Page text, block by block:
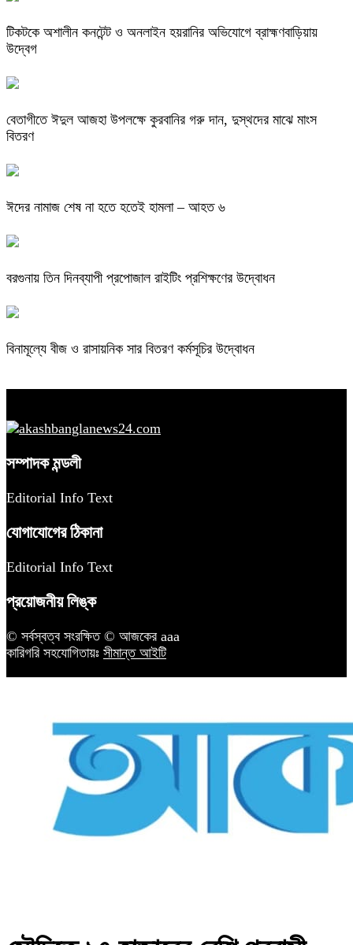
টিকটকে অশালীন কনটেন্ট ও অনলাইন হয়রানির অভিযোগে ব্রাহ্মণবাড়িয়ায়
উদ্বেগ
বেতাগীতে ঈদুল আজহা উপলক্ষে কুরবানির গরু দান, দুস্থদের মাঝে মাংস
বিতরণ
ঈদের নামাজ শেষ না হতে হতেই হামলা – আহত ৬
বরগুনায় তিন দিনব্যাপী প্রপোজাল রাইটিং প্রশিক্ষণের উদ্বোধন
বিনামূল্যে বীজ ও রাসায়নিক সার বিতরণ কর্মসূচির উদ্বোধন
সম্পাদক মন্ডলী
Editorial Info Text
যোগাযোগের ঠিকানা
Editorial Info Text
প্রয়োজনীয় লিঙ্ক
© সর্বস্বত্ব সংরক্ষিত © আজকের aaa
কারিগরি সহযোগিতায়ঃ সীমান্ত আইটি